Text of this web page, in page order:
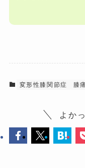
変形性膝関節症 膝痛
よか